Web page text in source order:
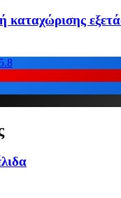
καταχώρισης